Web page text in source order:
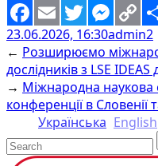
Facebook
EmailTwitterMessenger
Copy
Link
23.06.2026, 16:30admin2
← Розширюємо
дослідників з LSE IDEAS
→ Міжнародна наукова
конференції в Словенії
Українська English